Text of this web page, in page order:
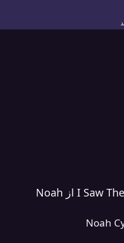
دانلود آهنگ زیبای I Saw The Mountains از Noah
Noah